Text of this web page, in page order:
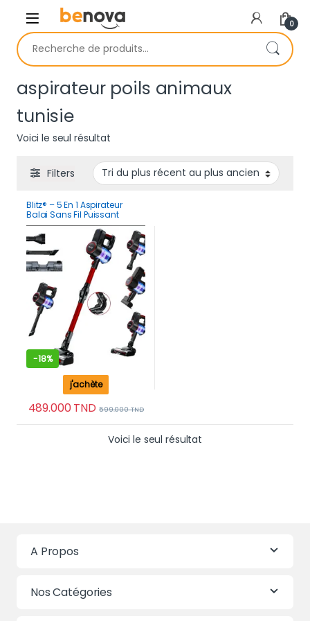
Skip to navigation
Skip to content
0
Recherche pour :
aspirateur poils animaux
tunisie
Voici le seul résultat
Filters
Blitz® – 5 En 1 Aspirateur
Balai Sans Fil Puissant
30Kpa Léger Et Silencieux
Avec Eclairage LED
-18%
489.000TND 599.000TND
j'achète
Voici le seul résultat
A Propos
Nos Catégories